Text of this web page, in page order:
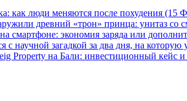
как люди меняются после похудения
древний «трон» принца: унитаз со
смартфоне: экономия заряда или
с научной загадкой за два дня, на которую
Property на Бали: инвестиционный кейс